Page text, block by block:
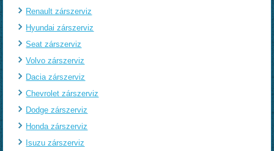
Renault zárszerviz
Hyundai zárszerviz
Seat zárszerviz
Volvo zárszerviz
Dacia zárszerviz
Chevrolet zárszerviz
Dodge zárszerviz
Honda zárszerviz
Isuzu zárszerviz